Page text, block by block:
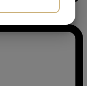
STATISTIK